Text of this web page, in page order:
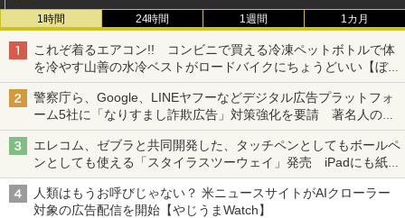
1時間 24時間 1週間 1カ月
これぞ着るエアコン!! コンビニで買える冷凍ペットボトルで体
を冷やす山善の水冷ベストがロードバイクにちょうどいい【ぼっ
ち・ざ・ろーど！その14】【空いた時間でなにしてる？】
警察庁ら、Google、LINEヤフーなどデジタル広告プラットフォ
ーム5社に「なりすまし詐欺広告」対策強化を要請 著名人の写
真や映像を使った投資詐欺などへの対策として
エレコム、ゼブラと共同開発した、タッチペンとしてもボールペ
ンとしても使える「スタイラスツーウェイ」発売 iPadにも紙に
も、持ち替えずに書き込める
人類はもうお呼びじゃない？ 米ニュースサイトがAIクローラー
対象の広告配信を開始【やじうまWatch】